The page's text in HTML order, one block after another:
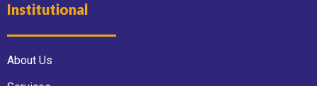
Institutional
About Us